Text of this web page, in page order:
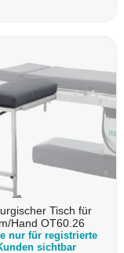
Tisch für
Hand OT60.26
nur für registrierte
sichtbar